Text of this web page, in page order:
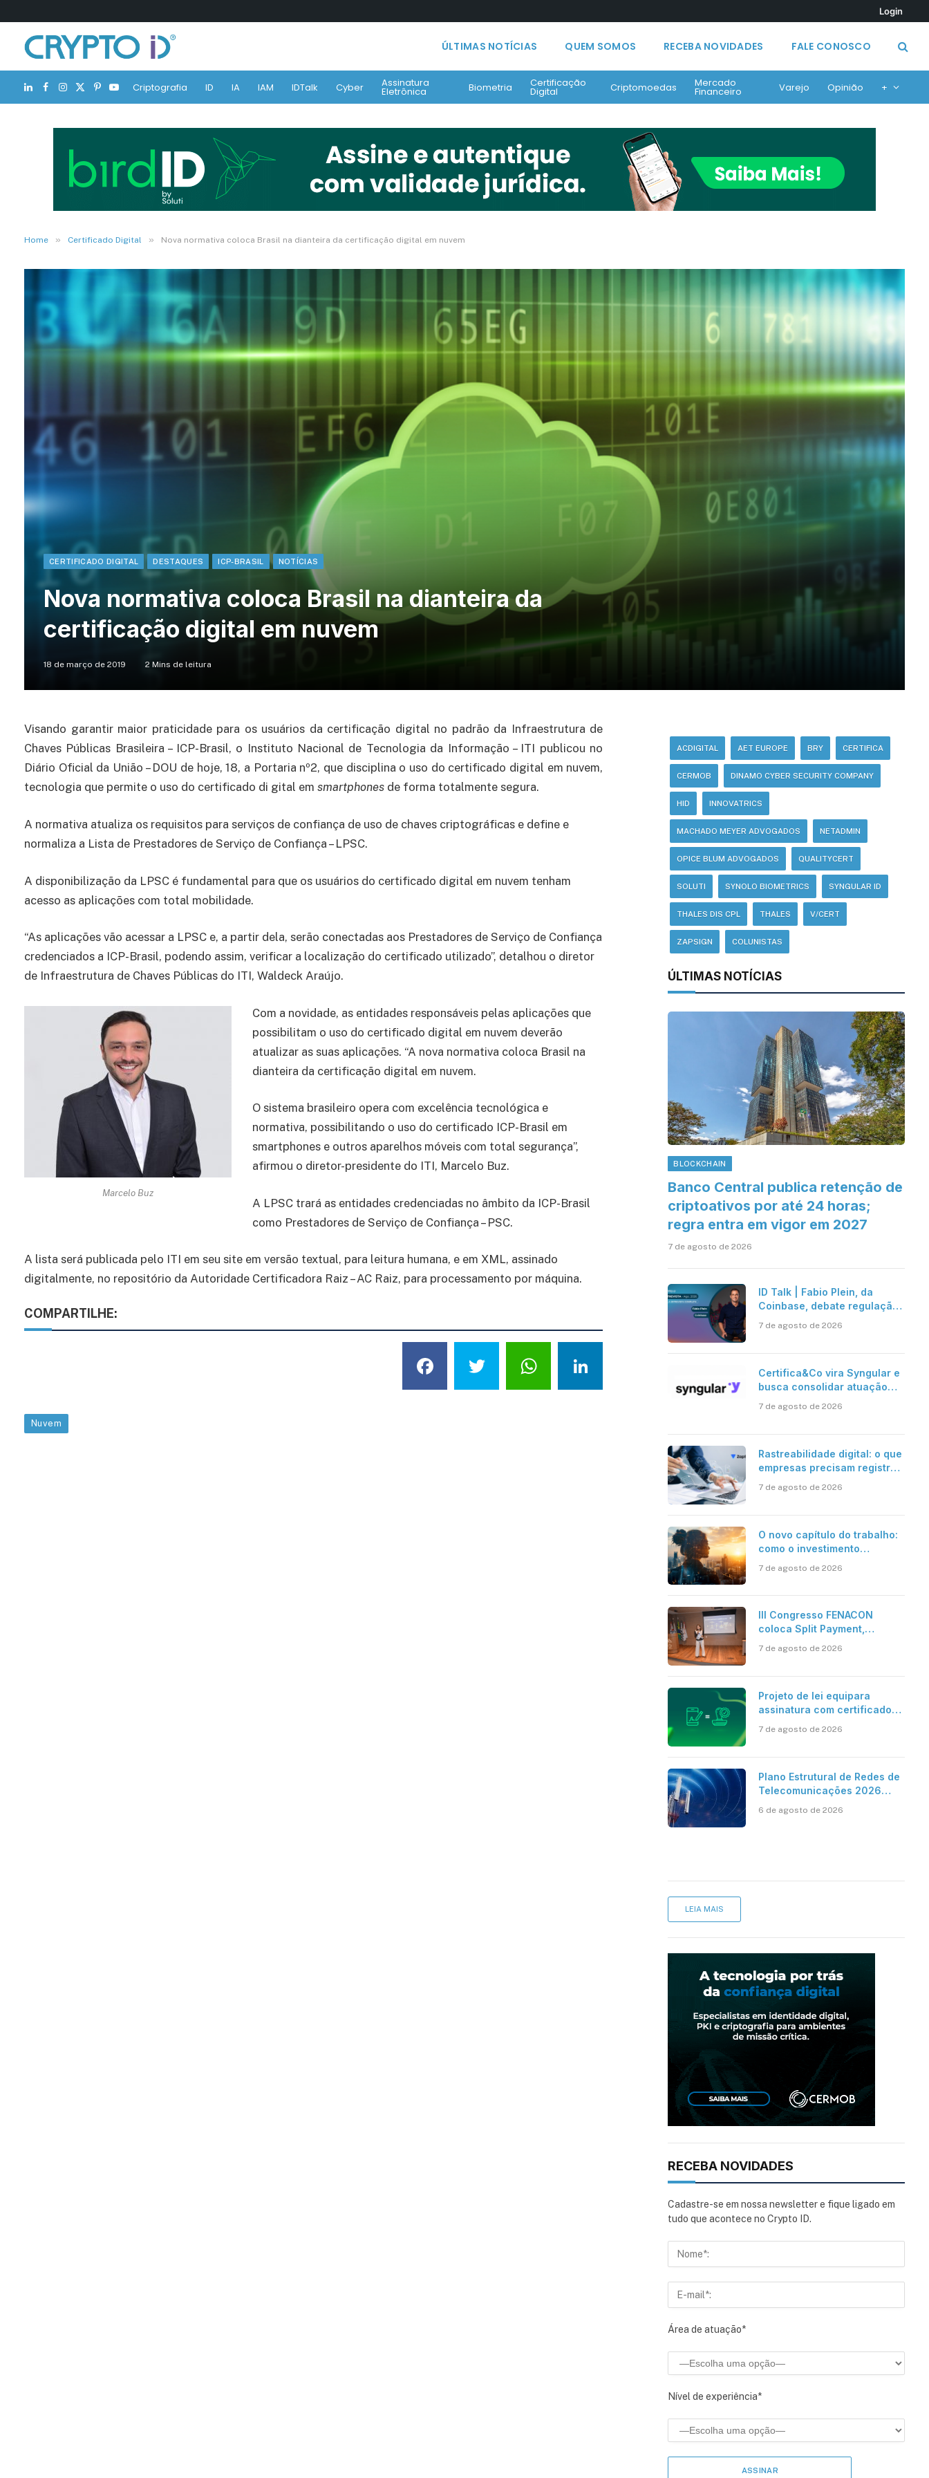
Login
ÚLTIMAS NOTÍCIAS QUEM SOMOS RECEBA NOVIDADES FALE CONOSCO
LinkedIn
Facebook
Instagram
X
(Twitter)
Pinterest
YouTubeCriptografia ID IA IAM IDTalk Cyber Assinatura
Eletrônica Biometria Certificação
Digital Criptomoedas Mercado
Financeiro Varejo Opinião +
Home » Certificado Digital » Nova normativa coloca Brasil na dianteira da certificação digital em nuvem
CERTIFICADO DIGITAL DESTAQUES ICP-BRASIL NOTÍCIAS
Nova normativa coloca Brasil na dianteira da
certificação digital em nuvem
18 de março de 2019 2 Mins de leitura
Visando garantir maior praticidade para os usuários da certificação digital no padrão da Infraestrutura de
Chaves Públicas Brasileira – ICP-Brasil, o Instituto Nacional de Tecnologia da Informação – ITI publicou no
Diário Oficial da União – DOU de hoje, 18, a Portaria nº2, que disciplina o uso do certificado digital em nuvem,
tecnologia que permite o uso do certificado di gital em smartphones de forma totalmente segura.
A normativa atualiza os requisitos para serviços de confiança de uso de chaves criptográficas e define e
normaliza a Lista de Prestadores de Serviço de Confiança – LPSC.
A disponibilização da LPSC é fundamental para que os usuários do certificado digital em nuvem tenham
acesso as aplicações com total mobilidade.
“As aplicações vão acessar a LPSC e, a partir dela, serão conectadas aos Prestadores de Serviço de Confiança
credenciados a ICP-Brasil, podendo assim, verificar a localização do certificado utilizado”, detalhou o diretor
de Infraestrutura de Chaves Públicas do ITI, Waldeck Araújo.
Marcelo Buz
Com a novidade, as entidades responsáveis pelas aplicações que
possibilitam o uso do certificado digital em nuvem deverão
atualizar as suas aplicações. “A nova normativa coloca Brasil na
dianteira da certificação digital em nuvem.
O sistema brasileiro opera com excelência tecnológica e
normativa, possibilitando o uso do certificado ICP-Brasil em
smartphones e outros aparelhos móveis com total segurança”,
afirmou o diretor-presidente do ITI, Marcelo Buz.
A LPSC trará as entidades credenciadas no âmbito da ICP-Brasil
como Prestadores de Serviço de Confiança – PSC.
A lista será publicada pelo ITI em seu site em versão textual, para leitura humana, e em XML, assinado
digitalmente, no repositório da Autoridade Certificadora Raiz – AC Raiz, para processamento por máquina.
COMPARTILHE:
Facebook
TwitterWhatsApp
Nuvem
ACDIGITAL AET EUROPE BRY CERTIFICA
CERMOB DINAMO CYBER SECURITY COMPANY
HID INNOVATRICS
MACHADO MEYER ADVOGADOS NETADMIN
OPICE BLUM ADVOGADOS QUALITYCERT
SOLUTI SYNOLO BIOMETRICS SYNGULAR ID
THALES DIS CPL THALES V/CERT
ZAPSIGN COLUNISTAS
ÚLTIMAS NOTÍCIAS
BLOCKCHAIN
Banco Central publica retenção de
criptoativos por até 24 horas;
regra entra em vigor em 2027
7 de agosto de 2026
ID Talk | Fabio Plein, da
Coinbase, debate regulação,
7 de agosto de 2026
Certifica&Co vira Syngular e
busca consolidar atuação
7 de agosto de 2026
Rastreabilidade digital: o que
empresas precisam registrar
7 de agosto de 2026
O novo capítulo do trabalho:
como o investimento
científica revela a
7 de agosto de 2026
III Congresso FENACON
coloca Split Payment,
centro dos debates
7 de agosto de 2026
Projeto de lei equipara
assinatura com certificado
reconhecimento de firma em
7 de agosto de 2026
Plano Estrutural de Redes de
Telecomunicações 2026
móvel, mas mantém desafio
6 de agosto de 2026
LEIA MAIS
RECEBA NOVIDADES
Cadastre-se em nossa newsletter e fique ligado em
tudo que acontece no Crypto ID.
Área de atuação*
Nível de experiência*